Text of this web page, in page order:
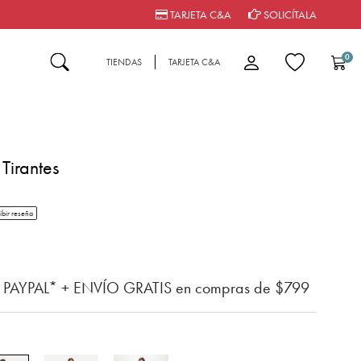
TARJETA C&A SOLICÍTALA
TIENDAS TARJETA C&A 0
del cliente
rating
reseña
+ ENVÍO GRATIS en compras de $799